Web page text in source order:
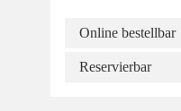
Online bestellbar
Reservierbar